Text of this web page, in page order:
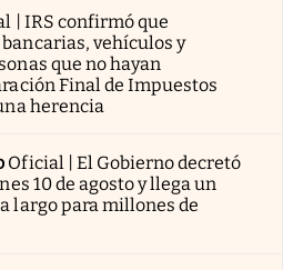
| IRS confirmó que
vehículos y
que no hayan
Final de Impuestos
herencia
Oficial | El Gobierno decretó
10 de agosto y llega un
largo para millones de